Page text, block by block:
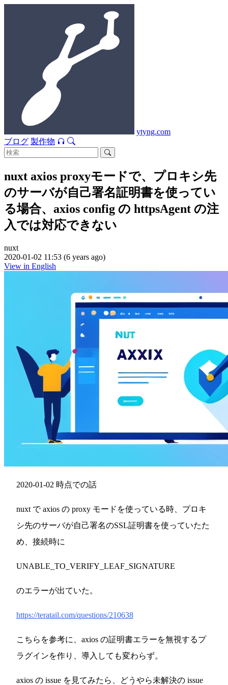
ytyng.com
ブログ 製作物
nuxt axios proxyモードで、プロキシ先
のサーバが自己署名証明書を使ってい
る場合、axios config の httpsAgent の注
入では対応できない
nuxt
2020-01-02 11:53 (6 years ago)
View in English
2020-01-02 時点での話
nuxt で axios の proxy モードを使っている時、プロキ
シ先のサーバが自己署名のSSL証明書を使っていたた
め、接続時に
UNABLE_TO_VERIFY_LEAF_SIGNATURE
のエラーが出ていた。
https://teratail.com/questions/210638
こちらを参考に、axios の証明書エラーを無視するプ
ラグインを作り、導入しても変わらず。
axios の issue を見てみたら、どうやら未解決の issue